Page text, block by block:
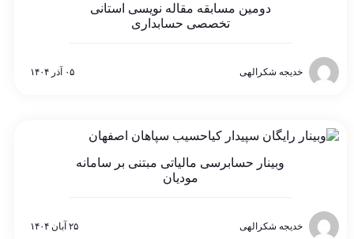
دومین مسابقه مقاله نویسی استانی
تخصصی حسابداری
خدیجه شکرالهی ۰۵ آذر ۱۴۰۴
وبینار حسابرسی مالیاتی مبتنی بر سامانه
مودیان
خدیجه شکرالهی ۲۵ آبان ۱۴۰۴